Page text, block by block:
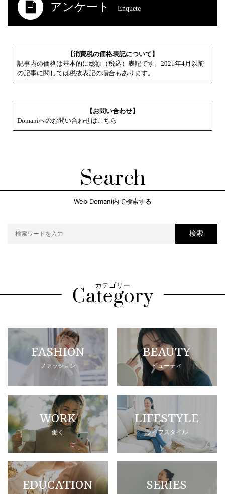
アンケート Enquete
【消費税の価格表記について】
記事内の価格は基本的に総額（税込）表記です。2021年4月以前
の記事に関しては税抜表記の場合もあります。
【お問い合わせ】
Domaniへのお問い合わせはこちら
Search
Web Domani内で検索する
検索
カテゴリー
FASHION
ファッション
BEAUTY
ビューティ
WORK
働く
LIFESTYLE
ライフスタイル
EDUCATION SERIES